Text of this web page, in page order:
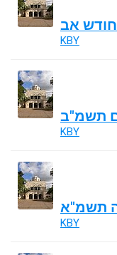
אב
KBY
תשמ"ב
KBY
תשמ"א
KBY